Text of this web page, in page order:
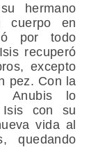
hermano
cuerpo en
por todo
recuperó
excepto
pez. Con la
Anubis lo
Isis con su
vida al
quedando